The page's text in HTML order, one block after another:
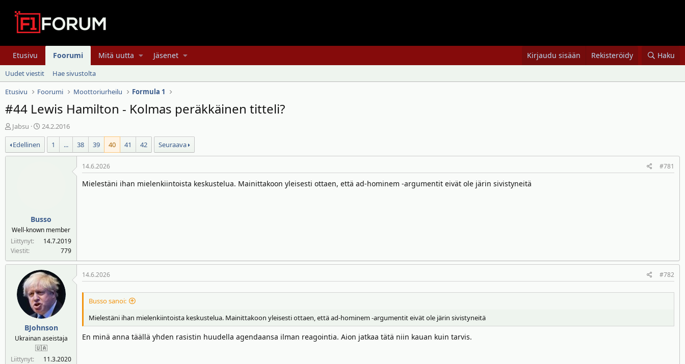
Etusivu Foorumi Mitä uutta Jäsenet Kirjaudu sisään Rekisteröidy Haku
Uudet viestit
Hae sivustolta
Etusivu
Foorumi Moottoriurheilu Formula 1
#44 Lewis Hamilton - Kolmas peräkkäinen titteli?
V
i
e
s
u
n
a
Jabsu
A
l
i
i
v
ä
ä
r
ä
24.2.2016
Edellinen
1 ... 38 39 40 41 42 Seuraava
Busso
Well-known member
Liittynyt
14.7.2019
Viestit
779
14.6.2026 #781
Mielestäni ihan mielenkiintoista keskustelua. Mainittakoon yleisesti ottaen, että ad-hominem -argumentit eivät ole järin sivistyneitä
BJohnson
Ukrainan aseistaja
🇺🇦
Liittynyt
11.3.2020
14.6.2026 #782
Busso sanoi:
Mielestäni ihan mielenkiintoista keskustelua. Mainittakoon yleisesti ottaen, että ad-hominem -argumentit eivät ole järin sivistyneitä
En minä anna täällä yhden rasistin huudella agendaansa ilman reagointia. Aion jatkaa tätä niin kauan kuin tarvis.